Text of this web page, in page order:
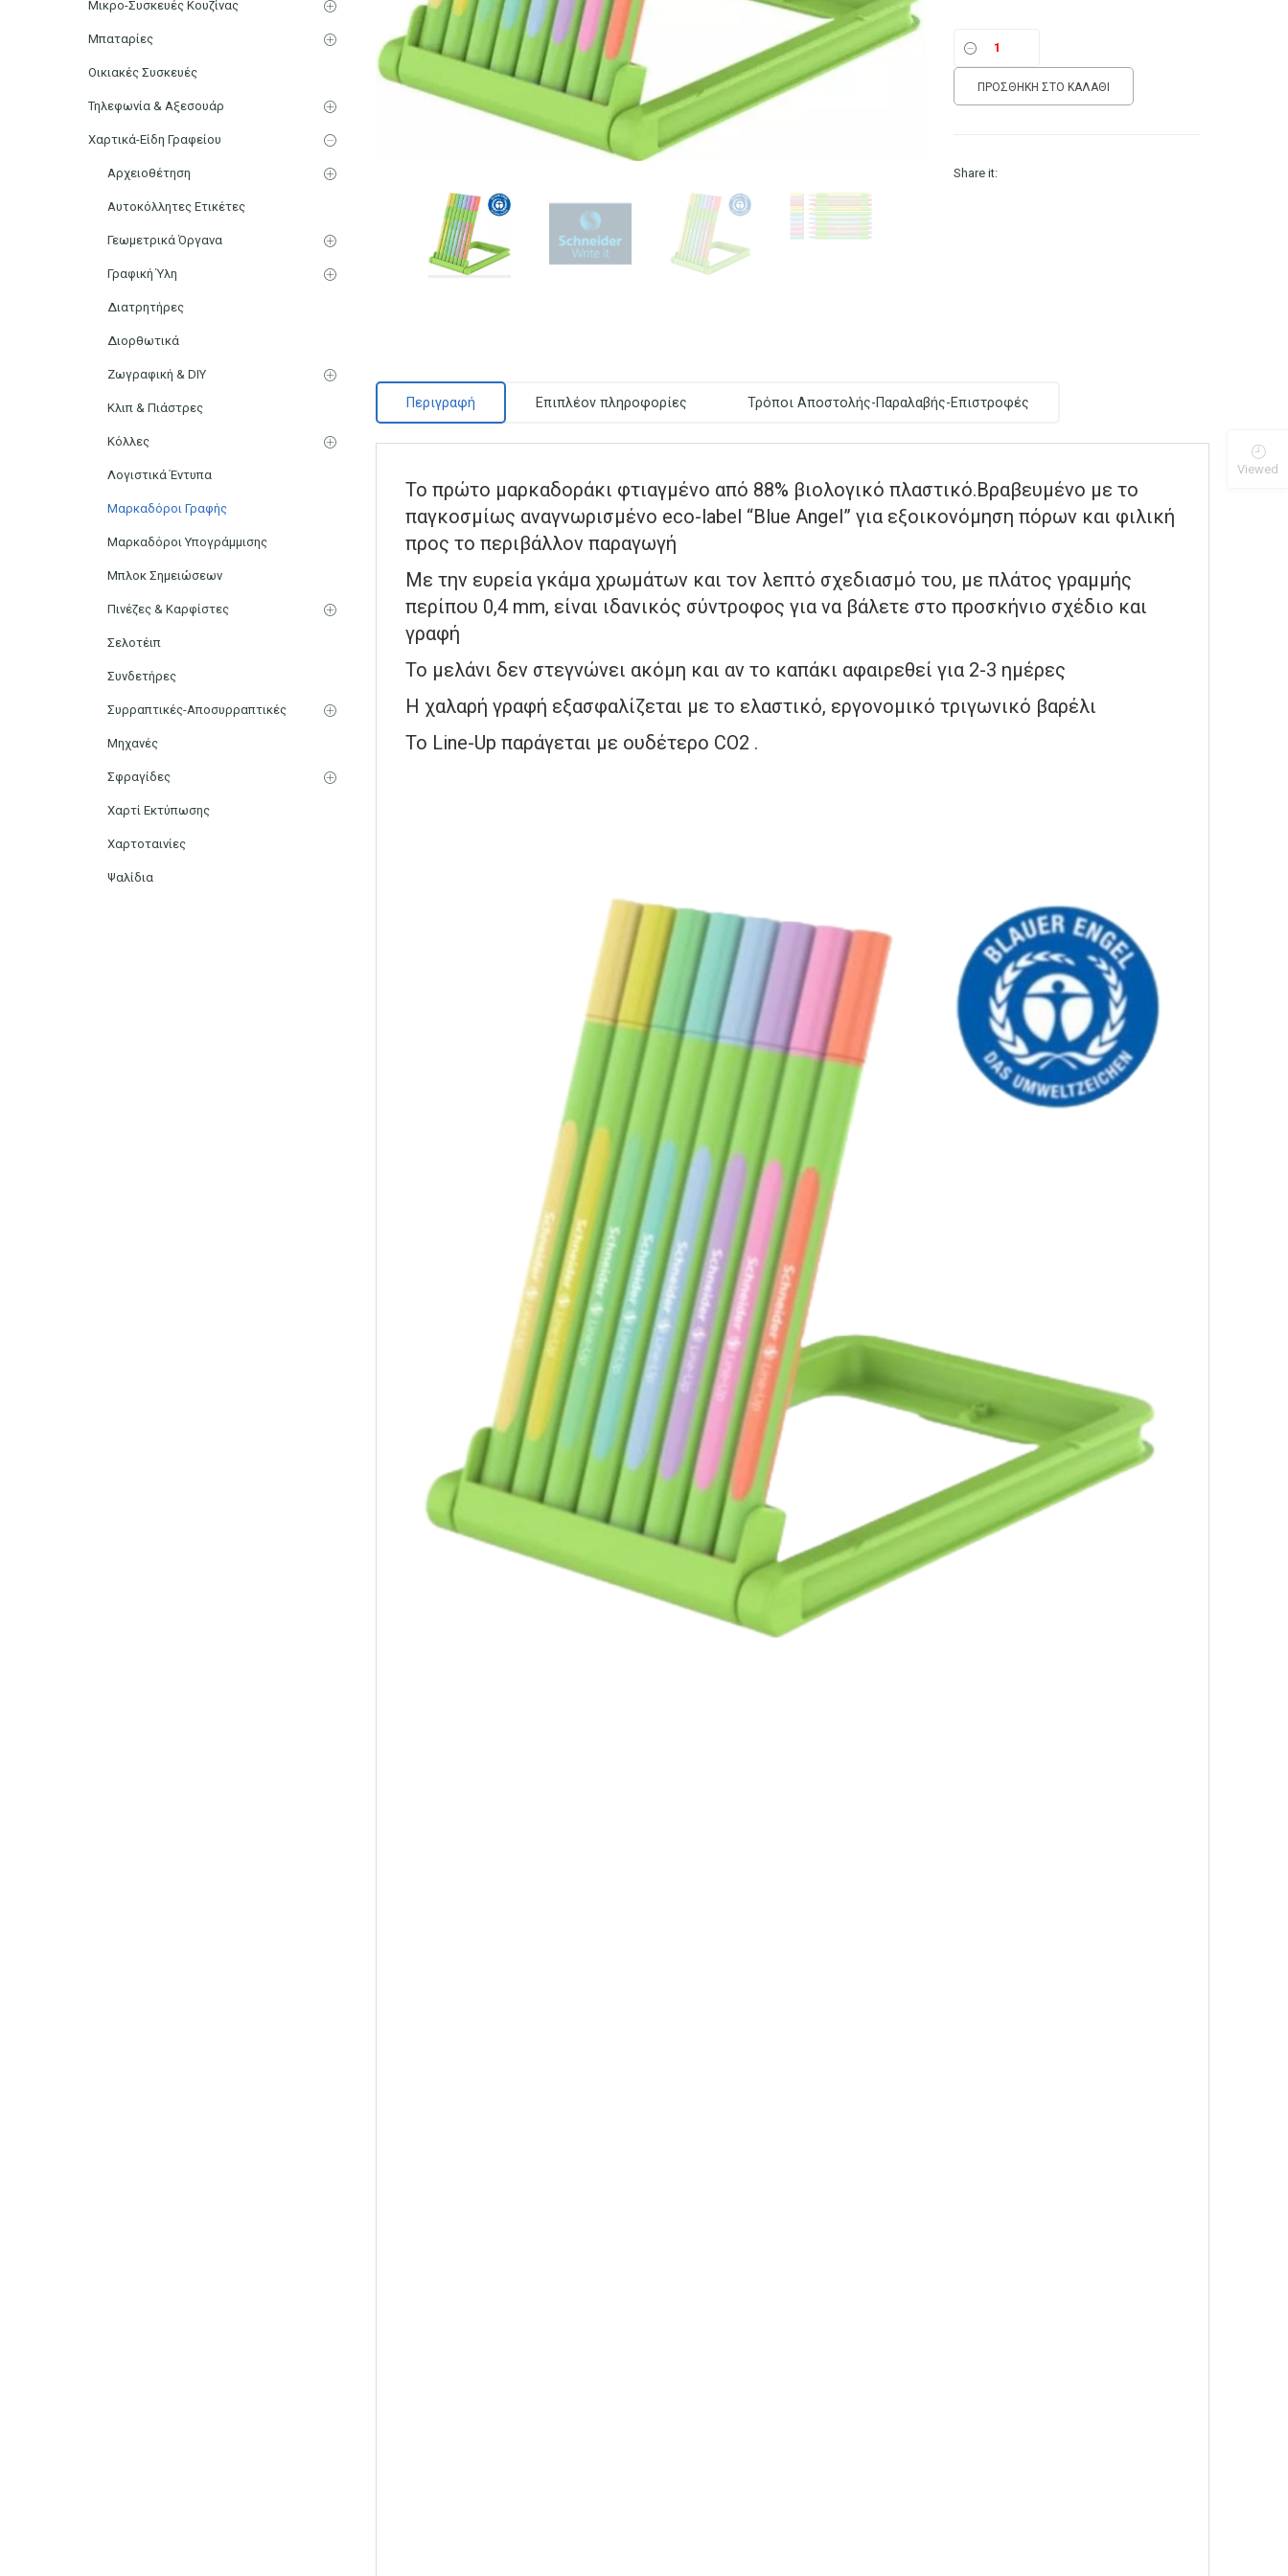
ΠΡΟΣΘΉΚΗ ΣΤΟ ΚΑΛΆΘΙ
Share it:
Περιγραφή Επιπλέον πληροφορίες Τρόποι Αποστολής-Παραλαβής-Επιστροφές
Το πρώτο μαρκαδοράκι φτιαγμένο από 88% βιολογικό πλαστικό.Βραβευμένο με το
παγκοσμίως αναγνωρισμένο eco-label “Blue Angel” για εξοικονόμηση πόρων και φιλική
προς το περιβάλλον παραγωγή
Με την ευρεία γκάμα χρωμάτων και τον λεπτό σχεδιασμό του, με πλάτος γραμμής
περίπου 0,4 mm, είναι ιδανικός σύντροφος για να βάλετε στο προσκήνιο σχέδιο και
γραφή
Το μελάνι δεν στεγνώνει ακόμη και αν το καπάκι αφαιρεθεί για 2-3 ημέρες
Η χαλαρή γραφή εξασφαλίζεται με το ελαστικό, εργονομικό τριγωνικό βαρέλι
Το Line-Up παράγεται με ουδέτερο CO2 .
Μικρο-Συσκευές Κουζίνας
Μπαταρίες
Οικιακές Συσκευές
Τηλεφωνία & Αξεσουάρ
Χαρτικά-Είδη Γραφείου
Αρχειοθέτηση
Αυτοκόλλητες Ετικέτες
Γεωμετρικά Όργανα
Γραφική Ύλη
Διατρητήρες
Διορθωτικά
Ζωγραφική & DIY
Κλιπ & Πιάστρες
Κόλλες
Λογιστικά Έντυπα
Μαρκαδόροι Γραφής
Μαρκαδόροι Υπογράμμισης
Μπλοκ Σημειώσεων
Πινέζες & Καρφίστες
Σελοτέιπ
Συνδετήρες
Συρραπτικές-Αποσυρραπτικές
Μηχανές
Σφραγίδες
Χαρτί Εκτύπωσης
Χαρτοταινίες
Ψαλίδια
Viewed